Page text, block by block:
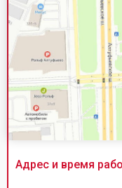
Адрес и время